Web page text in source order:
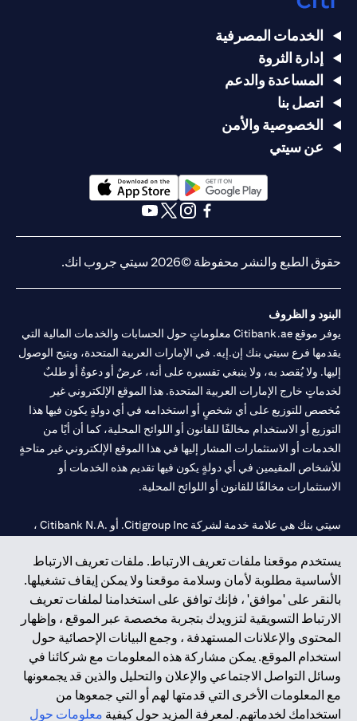
يستخدم موقعنا ملفات تعريف الارتباط. ملفات تعريف الارتباط
الأساسية مطلوبة لأمان وسلامة موقعنا ولا يمكن إيقاف تشغيلها.
بالنقر على 'موافق' ، فإنك توافق على استخدامنا لملفات تعريف
الارتباط التسويقية لتزويدك بتجربة مخصصة عبر الموقع ، وإظهار
المحتوى والإعلانات المستهدفة ، وجمع البيانات الإحصائية حول
استخدام الموقع. يمكن مشاركة هذه المعلومات مع شركائنا في
وسائل التواصل الاجتماعي والإعلان والتحليل والذين قد يجمعونها
مع المعلومات الأخرى التي قدمتها لهم أو التي جمعوها من
استخدامك لخدماتهم. لمعرفة المزيد حول كيفية معلومات حول
الخدمات المصرفية
إدارة الثروة
المساعدة والدعم
اتصل بنا
الخصوصية والأمن
عن سيتي
(opens in a new tab)
حقوق الطبع والنشر محفوظة ©2026 سيتي جروب انك.
البنود و الظروف
يوفر موقع Citibank.ae معلوماتٍ حول الحسابات والخدمات المالية التي
يقدمها فرع سيتي بنك إن.إيه. في الإمارات العربية المتحدة، ويتيح الوصول
إليها. ولا يُقصد به، ولا ينبغي تفسيره على أنه، عرضٌ أو دعوةٌ أو طلبٌ
لخدماتٍ خارج الإمارات العربية المتحدة. هذا الموقع الإلكتروني غير
مُخصص للتوزيع على أي شخصٍ أو استخدامه في أي دولةٍ يكون فيها هذا
التوزيع أو الاستخدام مخالفًا للقانون أو اللوائح المحلية، كما أن أيًا من
الخدمات أو الاستثمارات المشار إليها في هذا الموقع الإلكتروني غير متاحةٍ
للأشخاص المقيمين في أي دولةٍ يكون فيها تقديم هذه الخدمات أو
الاستثمارات مخالفًا للقانون أو اللوائح المحلية.
سيتي بنك هي علامة خدمة لشركة Citigroup Inc. أو .Citibank N.A ،
سيتي بنك إن. إيه. الإمارات مسجل لدى مصرف الإمارات المركزي تحت
أرقام التراخيص 202563 لفرع الوصل في دبي، 531989 لفرع مول
الإمارات في دبي، وCN-1002019لفرع أبوظبي. هاتف: 4000 311 04.
فرع سيتي بنك إن إيه - الإمارات العربية المتحدة مرخص من مصرف
الإمارات العربية المتحدة المركزي كفرع لبنك أجنبي.
سيتي بنك إن إيه الإمارات العربية المتحدة مرخص من هيئة الأوراق المالية
والسلع في الإمارات العربية المتحدة ("SCA") للقيام بالنشاط المالي لـ أ)
الاستشارات المالية والتعريف والترويج بموجب ترخيص رقم